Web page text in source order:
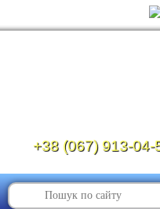
+38 (067) 913-04-